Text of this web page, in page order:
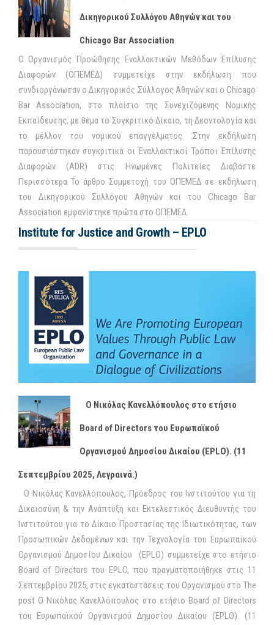
Δικηγορικού Συλλόγου Αθηνών και του
Chicago Bar Association
Ο Οργανισμός Προώθησης Εναλλακτικών Μεθόδων Επίλυσης
Διαφορών (ΟΠΕΜΕΔ) συμμετείχε στην εκδήλωση που
συνδιοργάνωσαν ο Δικηγορικός Σύλλογος Αθηνών και ο Chicago
Bar Association, στο πλαίσιο της Συνεχιζόμενης Νομικής
Εκπαίδευσης, με θέμα το Συγκριτικό Δίκαιο, τη Δεοντολογία και
το μέλλον του νομικού επαγγέλματος. Στην εκδήλωση
παρουσιάστηκαν συγκριτικά οι Εναλλακτικοί Τρόποι Επίλυσης
Διαφορών (ADR) στις Ηνωμένες Πολιτείες Διαβάστε
Περισσότερα Το άρθρο Συμμετοχή του ΟΠΕΜΕΔ σε εκδήλωση
του Δικηγορικού Συλλόγου Αθηνών και του Chicago Bar
Association εμφανίστηκε πρώτα στο ΟΠΕΜΕΔ.
Institute for Justice and Growth – EPLO
O Νικόλας Κανελλόπουλος στο ετήσιο
Board of Directors του Ευρωπαϊκού
Οργανισμού Δημοσίου Δικαίου (EPLO). (11
Σεπτεμβρίου 2025, Λεγραινά.)
Ο Νικόλας Κανελλόπουλος, Πρόεδρος του Ινστιτούτου για τη
Δικαιοσύνη & την Ανάπτυξη και Εκτελεστικός Διευθυντής του
Ινστιτούτου για το Δίκαιο Προστασίας της Ιδιωτικότητας, των
Προσωπικών Δεδομένων και την Τεχνολογία του Ευρωπαϊκού
Οργανισμού Δημοσίου Δικαίου (EPLO) συμμετείχε στο ετήσιο
Board of Directors του EPLO, που πραγματοποιήθηκε στις 11
Σεπτεμβρίου 2025, στις εγκαταστάσεις του Οργανισμού στο The
post O Νικόλας Κανελλόπουλος στο ετήσιο Board of Directors
του Ευρωπαϊκού Οργανισμού Δημοσίου Δικαίου (EPLO). (11